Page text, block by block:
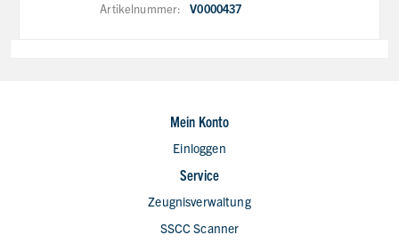
Artikelnummer: V0000437
Mein Konto
Einloggen
Service
Zeugnisverwaltung
SSCC Scanner